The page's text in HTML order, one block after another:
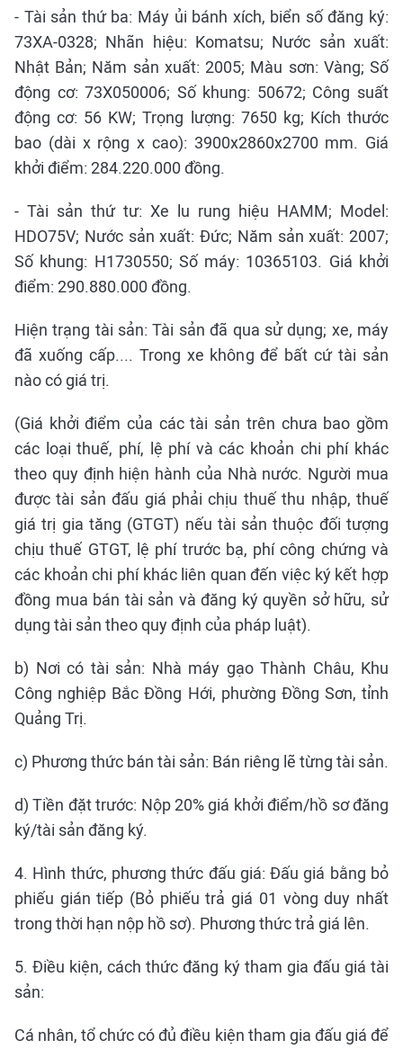
- Tài sản thứ ba: Máy ủi bánh xích, biển số đăng ký:
73XA-0328; Nhãn hiệu: Komatsu; Nước sản xuất:
Nhật Bản; Năm sản xuất: 2005; Màu sơn: Vàng; Số
động cơ: 73X050006; Số khung: 50672; Công suất
động cơ: 56 KW; Trọng lượng: 7650 kg; Kích thước
bao (dài x rộng x cao): 3900x2860x2700 mm. Giá
khởi điểm: 284.220.000 đồng.
- Tài sản thứ tư: Xe lu rung hiệu HAMM; Model:
HDO75V; Nước sản xuất: Đức; Năm sản xuất: 2007;
Số khung: H1730550; Số máy: 10365103. Giá khởi
điểm: 290.880.000 đồng.
Hiện trạng tài sản: Tài sản đã qua sử dụng; xe, máy
đã xuống cấp.... Trong xe không để bất cứ tài sản
nào có giá trị.
(Giá khởi điểm của các tài sản trên chưa bao gồm
các loại thuế, phí, lệ phí và các khoản chi phí khác
theo quy định hiện hành của Nhà nước. Người mua
được tài sản đấu giá phải chịu thuế thu nhập, thuế
giá trị gia tăng (GTGT) nếu tài sản thuộc đối tượng
chịu thuế GTGT, lệ phí trước bạ, phí công chứng và
các khoản chi phí khác liên quan đến việc ký kết hợp
đồng mua bán tài sản và đăng ký quyền sở hữu, sử
dụng tài sản theo quy định của pháp luật).
b) Nơi có tài sản: Nhà máy gạo Thành Châu, Khu
Công nghiệp Bắc Đồng Hới, phường Đồng Sơn, tỉnh
Quảng Trị.
c) Phương thức bán tài sản: Bán riêng lẽ từng tài sản.
d) Tiền đặt trước: Nộp 20% giá khởi điểm/hồ sơ đăng
ký/tài sản đăng ký.
4. Hình thức, phương thức đấu giá: Đấu giá bằng bỏ
phiếu gián tiếp (Bỏ phiếu trả giá 01 vòng duy nhất
trong thời hạn nộp hồ sơ). Phương thức trả giá lên.
5. Điều kiện, cách thức đăng ký tham gia đấu giá tài
sản:
Cá nhân, tổ chức có đủ điều kiện tham gia đấu giá để